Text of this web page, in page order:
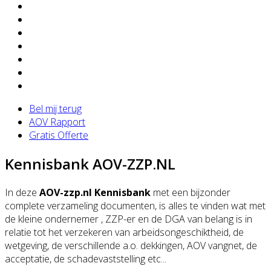
Bel mij terug
AOV Rapport
Gratis Offerte
Kennisbank AOV-ZZP.NL
In deze AOV-zzp.nl Kennisbank met een bijzonder
complete verzameling documenten, is alles te vinden wat met
de kleine ondernemer , ZZP-er en de DGA van belang is in
relatie tot het verzekeren van arbeidsongeschiktheid, de
wetgeving, de verschillende a.o. dekkingen, AOV vangnet, de
acceptatie, de schadevaststelling etc...